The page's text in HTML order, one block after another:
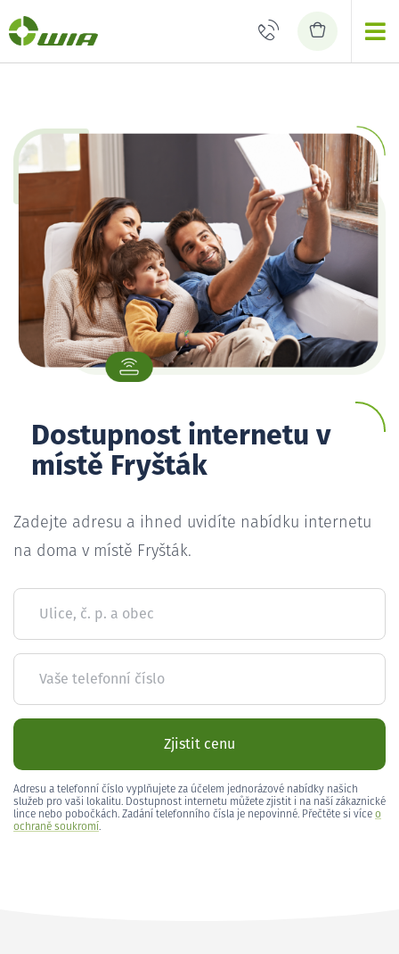
Dostupnost internetu v
místě Fryšták
Zadejte adresu a ihned uvidíte nabídku internetu
na doma v místě Fryšták.
Ulice, č. p. a obec
Vaše telefonní číslo
Zjistit cenu
Adresu a telefonní číslo vyplňujete za účelem jednorázové nabídky našich
služeb pro vaši lokalitu. Dostupnost internetu můžete zjistit i na naší zákaznické
lince nebo pobočkách. Zadání telefonního čísla je nepovinné. Přečtěte si více o
ochraně soukromí.